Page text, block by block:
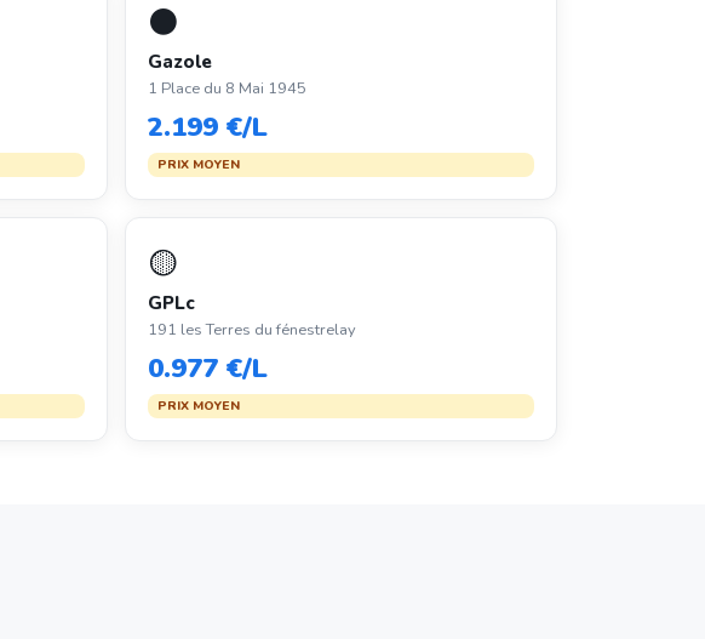
⚫
Gazole
1 Place du 8 Mai 1945
2.199 €/L
PRIX MOYEN
🟡
GPLc
191 les Terres du fénestrelay
0.977 €/L
PRIX MOYEN